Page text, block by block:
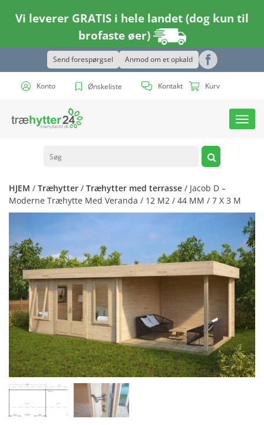
Vi leverer GRATIS i hele landet (dog kun til
brofaste øer)
Send forespørgsel Anmod om et opkald
Konto Ønskeliste Kontakt Kurv
HJEM / Træhytter / Træhytter med terrasse / Jacob D –
Moderne Træhytte Med Veranda / 12 M2 / 44 MM / 7 X 3 M